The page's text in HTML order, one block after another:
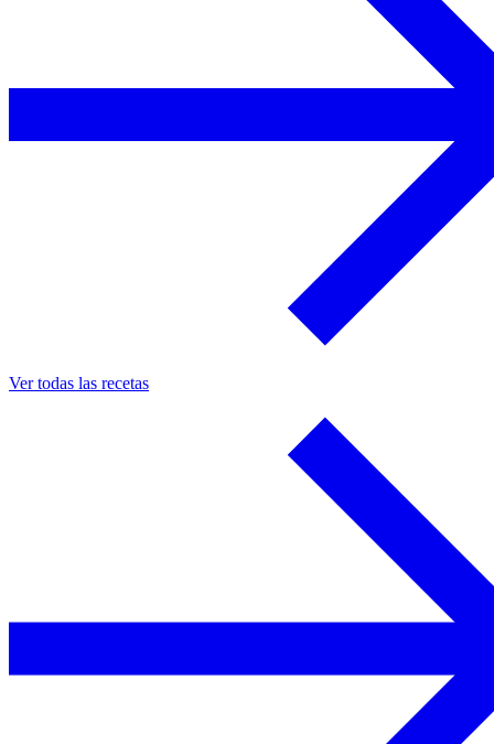
Ver todas las recetas